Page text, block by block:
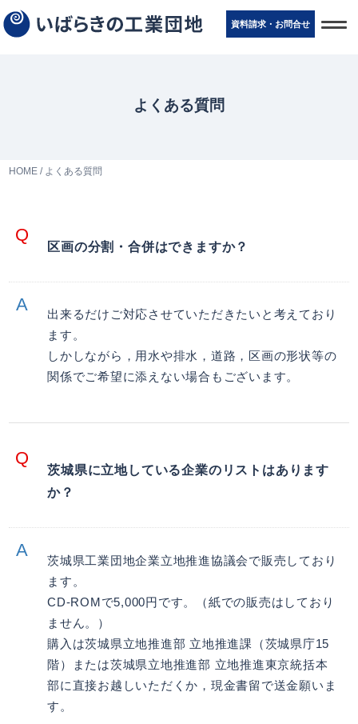
資料請求・お問合せ
t
o
よくある質問
HOME / よくある質問
区画の分割・合併はできますか？
出来るだけご対応させていただきたいと考えており
ます。
しかしながら，用水や排水，道路，区画の形状等の
関係でご希望に添えない場合もございます。
茨城県に立地している企業のリストはあります
か？
茨城県工業団地企業立地推進協議会で販売しており
ます。
CD-ROMで5,000円です。（紙での販売はしており
ません。）
購入は茨城県立地推進部 立地推進課（茨城県庁15
階）または茨城県立地推進部 立地推進東京統括本
部に直接お越しいただくか，現金書留で送金願いま
す。